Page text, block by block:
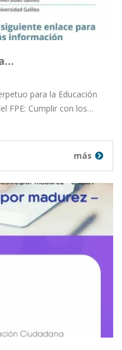
para la Educación
FPE: Cumplir con los…
más